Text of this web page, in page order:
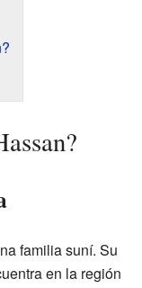
familia suní. Su
en la región